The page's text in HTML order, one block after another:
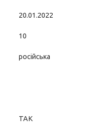
20.01.2022
10
російська
ТАК